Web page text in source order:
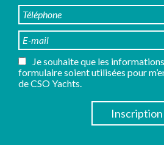
Je souhaite que les
formulaire soient utilisées pour
de CSO Yachts.